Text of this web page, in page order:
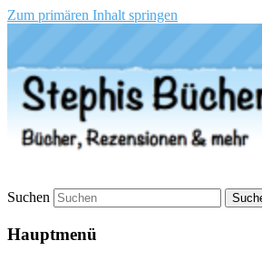
Zum primären Inhalt springen
Stephis Bücher Blog
Suchen
Hauptmenü